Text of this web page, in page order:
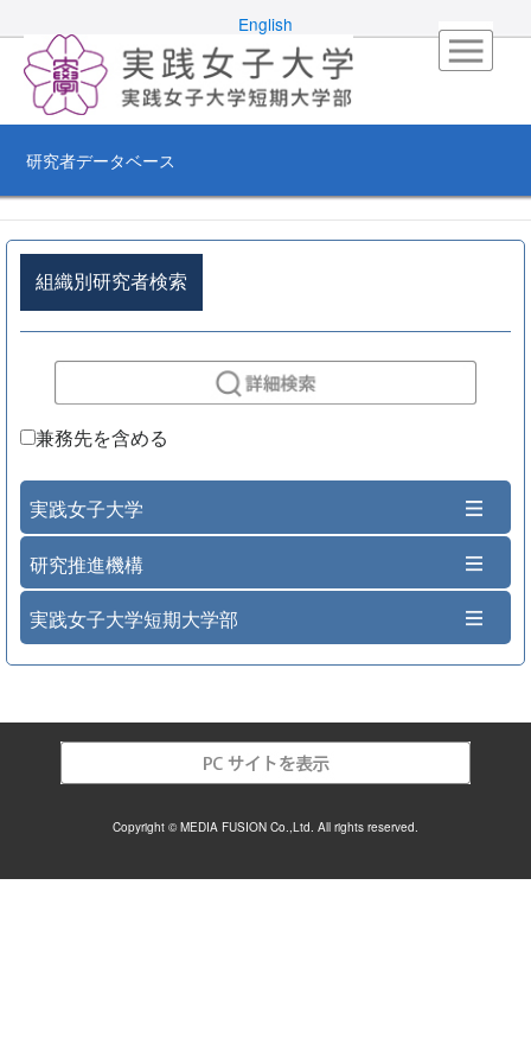
English
研究者データベース
組織別研究者検索
兼務先を含める
実践女子大学
研究推進機構
実践女子大学短期大学部
Copyright © MEDIA FUSION Co.,Ltd. All rights reserved.